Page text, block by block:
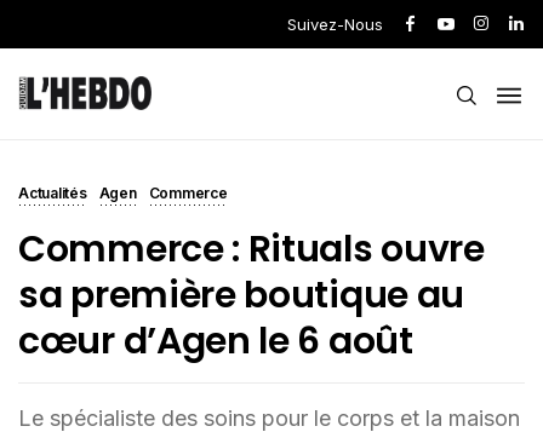
Suivez-Nous
Actualités Agen Commerce
Commerce : Rituals ouvre
sa première boutique au
cœur d’Agen le 6 août
Le spécialiste des soins pour le corps et la maison